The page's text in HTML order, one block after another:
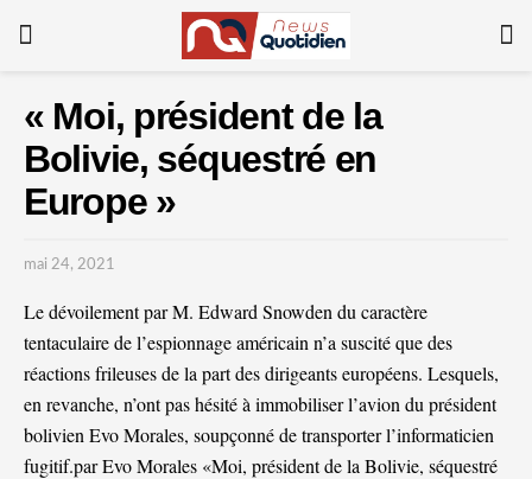
« Moi, président de la
Bolivie, séquestré en
Europe »
mai 24, 2021
Le dévoilement par M. Edward Snowden du caractère
tentaculaire de l’espionnage américain n’a suscité que des
réactions frileuses de la part des dirigeants européens. Lesquels,
en revanche, n’ont pas hésité à immobiliser l’avion du président
bolivien Evo Morales, soupçonné de transporter l’informaticien
fugitif.par Evo Morales «Moi, président de la Bolivie, séquestré